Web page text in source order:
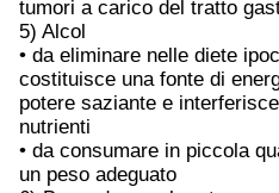
tumori a carico del tratto
5) Alcol
• da eliminare nelle diete
costituisce una fonte di
potere saziante e
nutrienti
• da consumare in piccola
un peso adeguato